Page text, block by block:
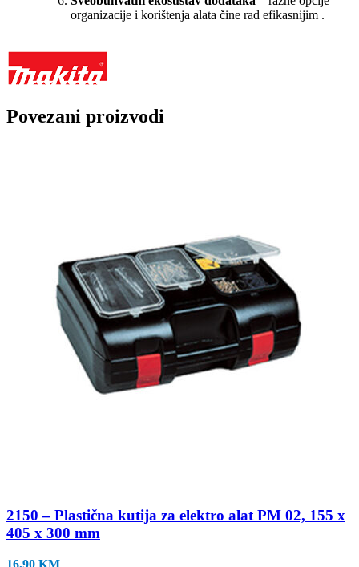
organizacije i korištenja alata čine rad efikasnijim .
Povezani proizvodi
2150 – Plastična kutija za elektro alat PM 02, 155 x
405 x 300 mm
16,90 KM